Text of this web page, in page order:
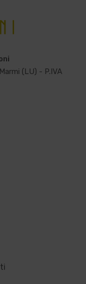
(LU) - P.IVA